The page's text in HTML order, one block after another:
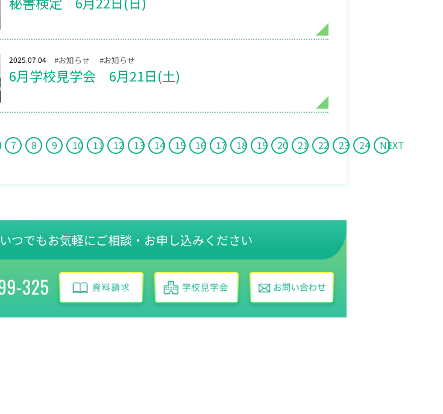
2025.07.04 #お知らせ #お知らせ
6月学校見学会 6月21日(土)
7 8 9 10 11 12 13 14 15 16 17 18 19 20 21 22 23 24 NEXT
いつでもお気軽にご相談・お申し込みください